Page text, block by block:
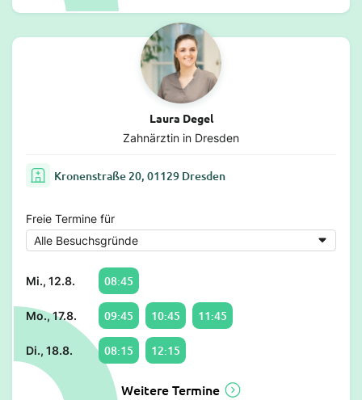
Laura Degel
Zahnärztin in Dresden
Kronenstraße 20, 01129 Dresden
Freie Termine für
Mi., 12.8. 08:45
Mo., 17.8. 09:45 10:45 11:45
Di., 18.8. 08:15 12:15
Weitere Termine